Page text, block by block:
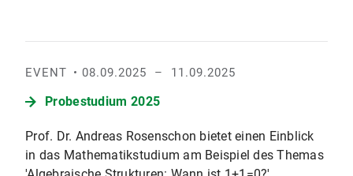
EVENT 08.09.2025 – 11.09.2025
Probestudium 2025
Prof. Dr. Andreas Rosenschon bietet einen Einblick
in das Mathematikstudium am Beispiel des Themas